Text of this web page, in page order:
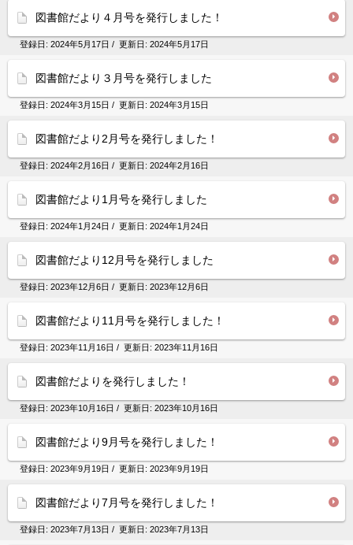
図書館だより４月号を発行しました！
登録日: 2024年5月17日 / 更新日: 2024年5月17日
図書館だより３月号を発行しました
登録日: 2024年3月15日 / 更新日: 2024年3月15日
図書館だより2月号を発行しました！
登録日: 2024年2月16日 / 更新日: 2024年2月16日
図書館だより1月号を発行しました
登録日: 2024年1月24日 / 更新日: 2024年1月24日
図書館だより12月号を発行しました
登録日: 2023年12月6日 / 更新日: 2023年12月6日
図書館だより11月号を発行しました！
登録日: 2023年11月16日 / 更新日: 2023年11月16日
図書館だよりを発行しました！
登録日: 2023年10月16日 / 更新日: 2023年10月16日
図書館だより9月号を発行しました！
登録日: 2023年9月19日 / 更新日: 2023年9月19日
図書館だより7月号を発行しました！
登録日: 2023年7月13日 / 更新日: 2023年7月13日